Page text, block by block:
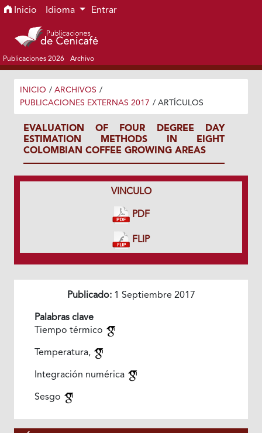
Ir al menú de navegación principal
Ir al contenido principal
Ir al pie de página del sitio
Inicio Idioma Entrar
Publicaciones 2026 Archivo
INICIO / ARCHIVOS /
PUBLICACIONES EXTERNAS 2017 / ARTÍCULOS
EVALUATION OF FOUR DEGREE DAY
ESTIMATION METHODS IN EIGHT
COLOMBIAN COFFEE GROWING AREAS
VINCULO
PDF
FLIP
Publicado:1 Septiembre 2017
Palabras clave
Tiempo térmico
Temperatura,
Integración numérica
Sesgo